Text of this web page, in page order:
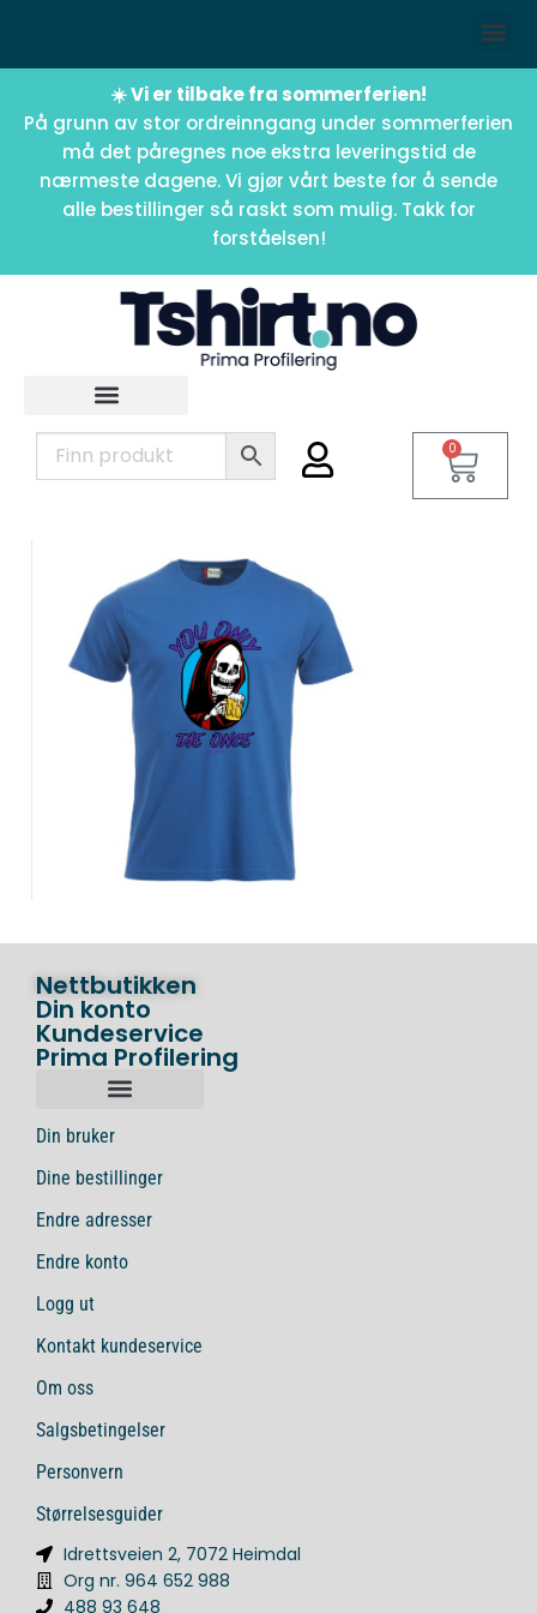
☀️ Vi er tilbake fra sommerferien!
På grunn av stor ordreinngang under sommerferien
må det påregnes noe ekstra leveringstid de
nærmeste dagene. Vi gjør vårt beste for å sende
alle bestillinger så raskt som mulig. Takk for
forståelsen!
0
Nettbutikken
Din konto
Kundeservice
Prima Profilering
Din bruker
Dine bestillinger
Endre adresser
Endre konto
Logg ut
Kontakt kundeservice
Om oss
Salgsbetingelser
Personvern
Størrelsesguider
Idrettsveien 2, 7072 Heimdal
Org nr. 964 652 988
488 93 648